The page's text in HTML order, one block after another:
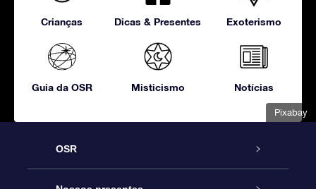
Pixabay
Crianças Dicas & Presentes Exoterismo
Guia da OSR Misticismo Notícias
OSR